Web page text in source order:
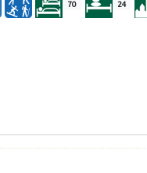
70 24